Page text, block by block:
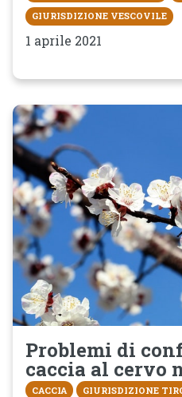
GIURISDIZIONE VESCOVILE
1 aprile 2021
Problemi di
caccia al cervo
CACCIA
GIURISDIZIONE